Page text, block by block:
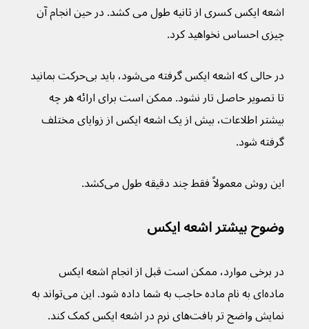
اشعه ایکس کسری از ثانیه طول می کشد. در حین انجام آن
چیزی احساس نخواهید کرد.
در حالی که اشعه ایکس گرفته می‌شود، باید بی‌حرکت بمانید
تا تصویر حاصل تار نشود. ممکن است برای ارائه هر چه
بیشتر اطلاعات، بیش از یک اشعه ایکس از زوایای مختلف
گرفته شود.
این روش معمولاً فقط چند دقیقه طول می‌کشد.
وضوح بیشتر اشعه ایکس
در برخی موارد، ممکن است قبل از انجام اشعه ایکس
ماده‌ای به نام ماده حاجب به شما داده شود. این می‌تواند به
نمایش واضح تر بافت‌های نرم در اشعه ایکس کمک کند.